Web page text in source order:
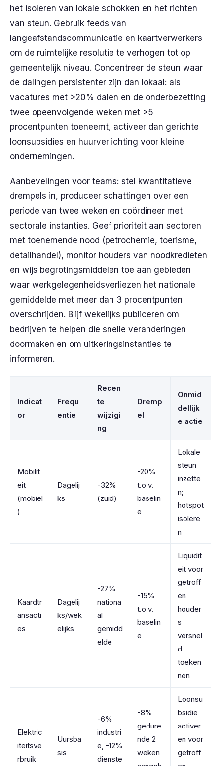
het isoleren van lokale schokken en het richten
van steun. Gebruik feeds van
langeafstandscommunicatie en kaartverwerkers
om de ruimtelijke resolutie te verhogen tot op
gemeentelijk niveau. Concentreer de steun waar
de dalingen persistenter zijn dan lokaal: als
vacatures met >20% dalen en de onderbezetting
twee opeenvolgende weken met >5
procentpunten toeneemt, activeer dan gerichte
loonsubsidies en huurverlichting voor kleine
ondernemingen.
Aanbevelingen voor teams: stel kwantitatieve
drempels in, produceer schattingen over een
periode van twee weken en coördineer met
sectorale instanties. Geef prioriteit aan sectoren
met toenemende nood (petrochemie, toerisme,
detailhandel), monitor houders van noodkredieten
en wijs begrotingsmiddelen toe aan gebieden
waar werkgelegenheidsverliezen het nationale
gemiddelde met meer dan 3 procentpunten
overschrijden. Blijf wekelijks publiceren om
bedrijven te helpen die snelle veranderingen
doormaken en om uitkeringsinstanties te
informeren.
Indicat
or
Frequ
entie
Recen
te
wijzigi
ng
Dremp
el
Onmid
dellijk
e actie
Mobilit
eit
(mobiel
)
Dagelij
ks
-32%
(zuid)
-20%
t.o.v.
baselin
e
Lokale
steun
inzette
n;
hotspot
isolere
n
Kaardtr
ansacti
es
Dagelij
ks/wek
elijks
-27%
nationa
al
gemidd
elde
-15%
t.o.v.
baselin
e
Liquidit
eit voor
getroff
en
houder
s
versnel
d
toeken
nen
Elektric
iteitsve
rbruik
Uursba
sis
-6%
industri
e, -12%
dienste
-8%
gedure
nde 2
weken
Loonsu
bsidie
activer
en voor
getroff